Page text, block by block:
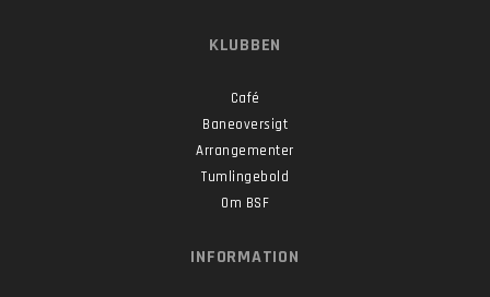
KLUBBEN
Café
Baneoversigt
Arrangementer
Tumlingebold
Om BSF
INFORMATION